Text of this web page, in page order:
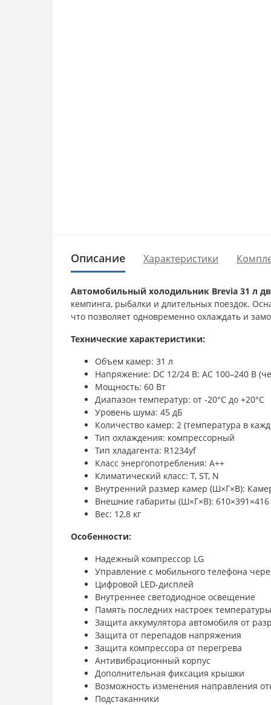
Описание Характеристики
Автомобильный холодильник Brevia 31 л
кемпинга, рыбалки и длительных поездок.
что позволяет одновременно охлаждать и
Технические характеристики:
Объем камер: 31 л
Напряжение: DC 12/24 В; AC 100–240 В
Мощность: 60 Вт
Диапазон температур: от -20°C до +20°C
Уровень шума: 45 дБ
Количество камер: 2 (температура в
Тип охлаждения: компрессорный
Тип хладагента: R1234yf
Класс энергопотребления: A++
Климатический класс: T, ST, N
Внутренний размер камер (Ш×Г×В):
Внешние габариты (Ш×Г×В):
Вес: 12,8 кг
Особенности:
Надежный компрессор LG
Управление с мобильного телефона
Цифровой LED-дисплей
Внутреннее светодиодное освещение
Память последних настроек температуры
Защита аккумулятора автомобиля от
Защита от перепадов напряжения
Защита компрессора от перегрева
Антивибрационный корпус
Дополнительная фиксация крышки
Возможность изменения направления
Подстаканники